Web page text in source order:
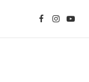
Facebook